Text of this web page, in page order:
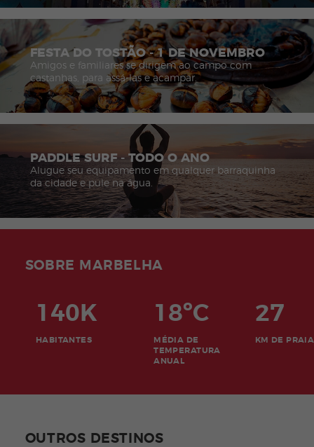
FESTA DO TOSTÃO - 1 DE NOVEMBRO
Amigos e familiares se dirigem ao campo com
castanhas, para assá-las e acampar.
PADDLE SURF - TODO O ANO
Alugue seu equipamento em qualquer barraquinha
da cidade e pule na água.
SOBRE MARBELHA
140K
HABITANTES
18ºC
MÉDIA DE
TEMPERATURA
ANUAL
27
KM DE
OUTROS DESTINOS